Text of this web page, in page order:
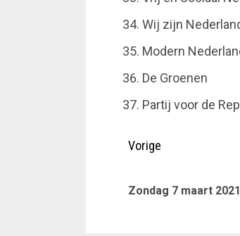
Wij zijn
Modern
De Groenen
Partij voor de
Doorgaan
lezen
Vorige
Zondag 7 maart 2021